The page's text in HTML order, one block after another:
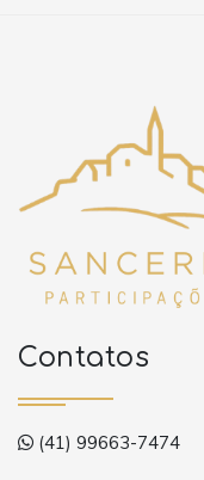
Contatos
(41) 99663-7474